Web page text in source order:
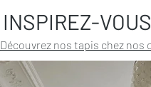
INSPIREZ-
Découvrez nos tapis chez nos